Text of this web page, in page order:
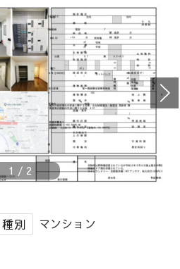
1 / 2
種別 マンション